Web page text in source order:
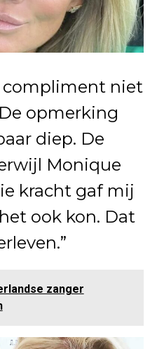
compliment niet
opmerking
diep. De
Monique
kracht gaf mij
ook kon. Dat
zanger